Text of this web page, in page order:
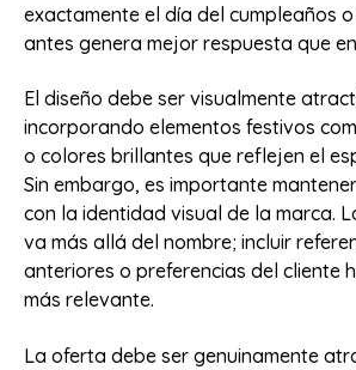
exactamente el día del cumpleaños
antes genera mejor respuesta que
El diseño debe ser visualmente
incorporando elementos festivos
o colores brillantes que reflejen el
Sin embargo, es importante
con la identidad visual de la marca.
va más allá del nombre; incluir
anteriores o preferencias del cliente
más relevante.
La oferta debe ser genuinamente